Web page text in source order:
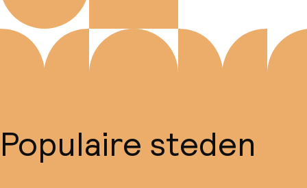
Populaire steden